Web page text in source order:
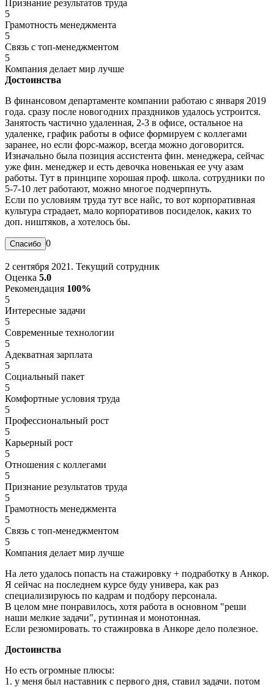
Признание результатов труда
5
Грамотность менеджмента
5
Связь с топ-менеджментом
5
Компания делает мир лучше
Достоинства
В финансовом департаменте компании работаю с января 2019
года. сразу после новогодних праздников удалось устроится.
Занятость частично удаленная, 2-3 в офисе, остальное на
удаленке, график работы в офисе формируем с коллегами
заранее, но если форс-мажор, всегда можно договорится.
Изначально была позиция ассистента фин. менеджера, сейчас
уже фин. менеджер и есть девочка новенькая ее учу азам
работы. Тут в принципе хорошая проф. школа. сотрудники по
5-7-10 лет работают, можно многое подчерпнуть.
Если по условиям труда тут все найс, то вот корпоративная
культура страдает, мало корпоративов посиделок, каких то
доп. ништяков, а хотелось бы.
0
2 сентября 2021. Текущий сотрудник
Оценка 5.0
Рекомендация 100%
5
Интересные задачи
5
Современные технологии
5
Адекватная зарплата
5
Социальный пакет
5
Комфортные условия труда
5
Профессиональный рост
5
Карьерный рост
5
Отношения с коллегами
5
Признание результатов труда
5
Грамотность менеджмента
5
Связь с топ-менеджментом
5
Компания делает мир лучше
На лето удалось попасть на стажировку + подработку в Анкор.
Я сейчас на последнем курсе буду универа, как раз
специализируюсь по кадрам и подбору персонала.
В целом мне понравилось, хотя работа в основном "реши
наши мелкие задачи", рутинная и монотонная.
Если резюмировать. то стажировка в Анкоре дело полезное.
Достоинства
Но есть огромные плюсы:
1. у меня был наставник с первого дня, ставил задачи. потом